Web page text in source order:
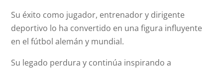
Su éxito como jugador, entrenador y dirigente
deportivo lo ha convertido en una figura influyente
en el fútbol alemán y mundial.
Su legado perdura y continúa inspirando a